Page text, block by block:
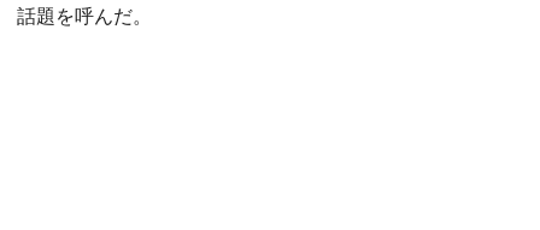
話題を呼んだ。